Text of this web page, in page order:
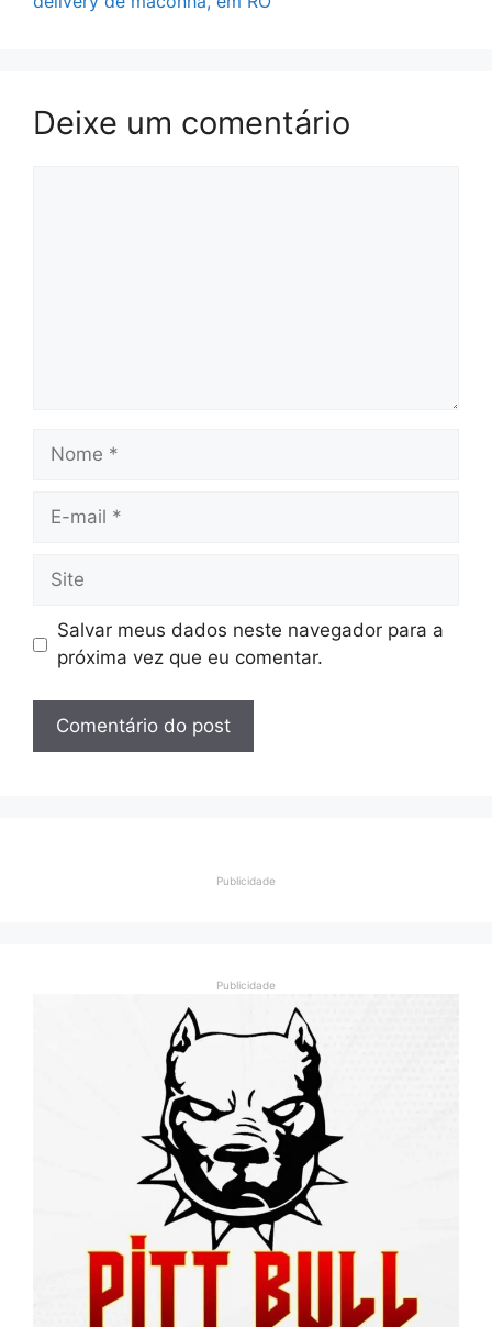
Deixe um comentário
Nome
Site
Salvar meus dados neste navegador para a
próxima vez que eu comentar.
Publicidade
Publicidade